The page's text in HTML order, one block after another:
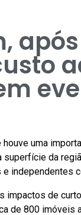
uma
superfície da
independentes
impactos de
de 800